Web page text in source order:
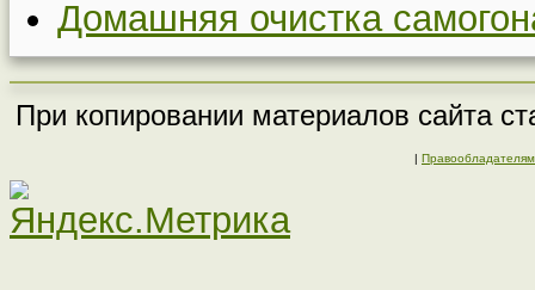
Домашняя очистка
При копировании материалов сайта
| Правообладателям